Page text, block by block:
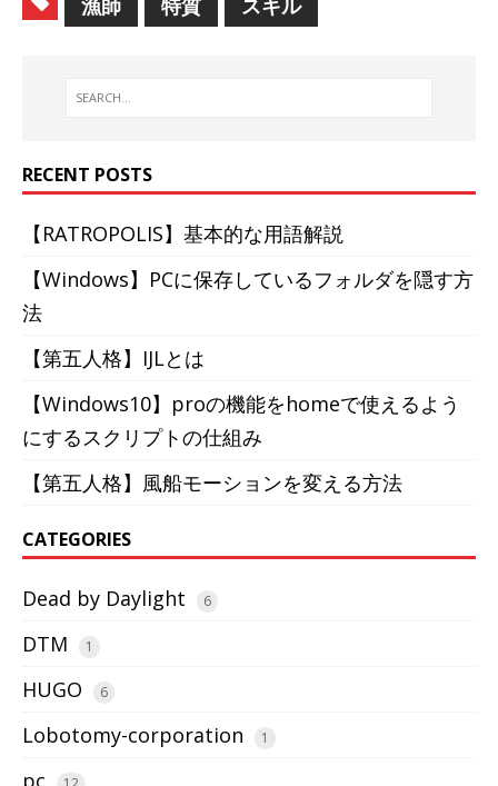
漁師 特質 スキル
RECENT POSTS
【RATROPOLIS】基本的な用語解説
【Windows】PCに保存しているフォルダを隠す方
法
【第五人格】IJLとは
【Windows10】proの機能をhomeで使えるよう
にするスクリプトの仕組み
【第五人格】風船モーションを変える方法
CATEGORIES
Dead by Daylight 6
DTM 1
HUGO 6
Lobotomy-corporation 1
pc